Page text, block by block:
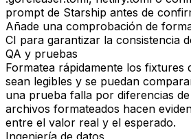
prompt de Starship antes de
Añade una comprobación de
CI para garantizar la consistencia
QA y pruebas
Formatea rápidamente los fixtures
sean legibles y se puedan
una prueba falla por diferencias
archivos formateados hacen
entre el valor real y el esperado.